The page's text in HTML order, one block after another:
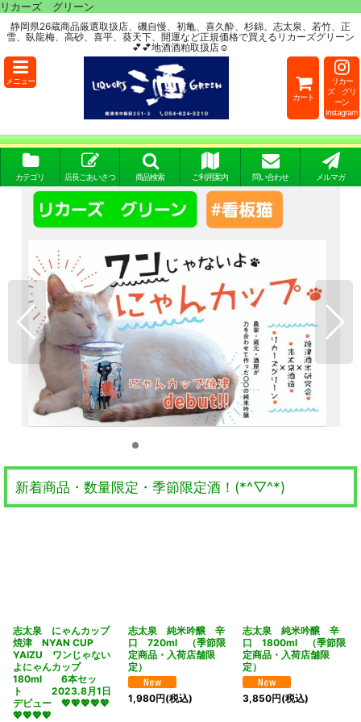
リカーズ グリーン
静岡県26蔵商品厳選取扱店、磯自慢、初亀、喜久酔、杉錦、志太泉、若竹、正
雪、臥龍梅、高砂、喜平、葵天下、開運など正規価格で買えるリカーズグリーン
💕💕地酒酒粕取扱店☺
メニュー
カート
リカー
ズ グリ
ーン
Instagram
カテゴリ 店長ごあいさつ 商品検索 ご利用案内 問い合わせ メルマガ
新着商品・数量限定・季節限定酒！(*^▽^*)
志太泉 にゃんカップ
焼津 NYAN CUP
YAIZU ワンじゃない
よにゃんカップ
180ml 6本セッ
ト 2023.8月1日
デビュー 💖💖💖💖💖
💖💖💖💖
志太泉 純米吟醸 辛
口 720ml （季節限
定商品・入荷店舗限
定）
1,980円(税込)
志太泉 純米吟醸 辛
口 1800ml （季節限
定商品・入荷店舗限
定）
3,850円(税込)